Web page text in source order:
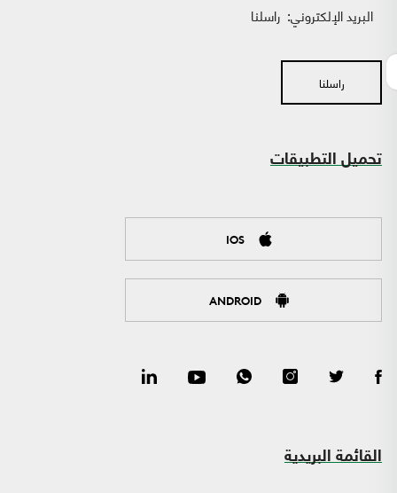
البريد الإلكتروني: راسلنا
راسلنا
تحميل التطبيقات
IOS
ANDROID
القائمة البريدية